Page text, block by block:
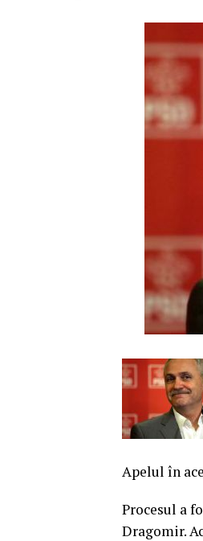
Apelul în
Procesul a
Dragomir.